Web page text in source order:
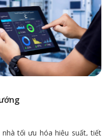
tối ưu hóa hiệu suất, tiết